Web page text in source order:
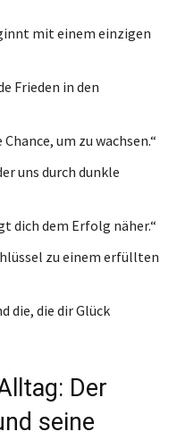
mit einem einzigen
Frieden in den
um zu wachsen.“
uns durch dunkle
dich dem Erfolg näher.“
zu einem erfüllten
die, die dir Glück
Der
seine